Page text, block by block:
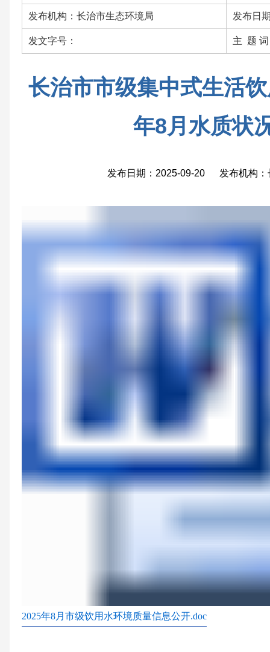
发布机构：长治市生态环境局 发布日
发文字号： 主 题 词
长治市市级集中式生活
年8月水质状
发布日期：2025-09-20 发布机构：
2025年8月市级饮用水环境质量信息公开.doc